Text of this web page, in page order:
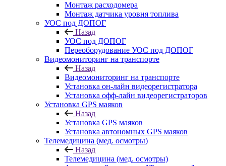
Монтаж расходомера
Монтаж датчика уровня топлива
УОС под ДОПОГ
Назад
УОС под ДОПОГ
Переоборудование УОС под ДОПОГ
Видеомониторинг на транспорте
Назад
Видеомониторинг на транспорте
Установка он-лайн видеорегистратора
Установка офф-лайн видеорегистраторов
Установка GPS маяков
Назад
Установка GPS маяков
Установка автономных GPS маяков
Телемедицина (мед. осмотры)
Назад
Телемедицина (мед. осмотры)